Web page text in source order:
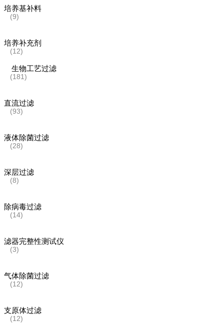
培养基补料
(9)
培养补充剂
(12)
生物工艺过滤
(181)
直流过滤
(93)
液体除菌过滤
(28)
深层过滤
(8)
除病毒过滤
(14)
滤器完整性测试仪
(3)
气体除菌过滤
(12)
支原体过滤
(12)